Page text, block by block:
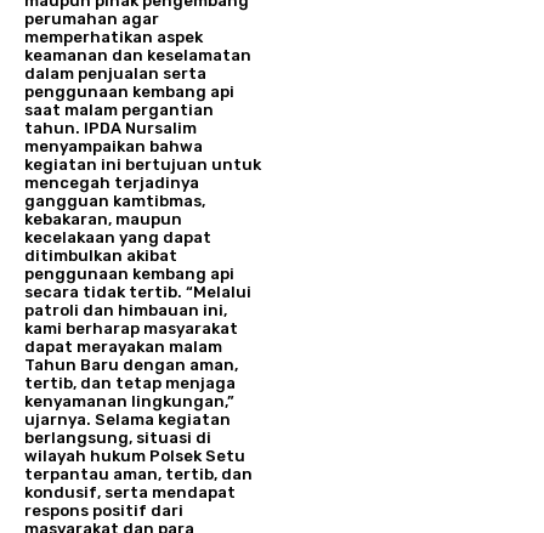
perumahan agar
memperhatikan aspek
keamanan dan keselamatan
dalam penjualan serta
penggunaan kembang api
saat malam pergantian
tahun. IPDA Nursalim
menyampaikan bahwa
kegiatan ini bertujuan untuk
mencegah terjadinya
gangguan kamtibmas,
kebakaran, maupun
kecelakaan yang dapat
ditimbulkan akibat
penggunaan kembang api
secara tidak tertib. “Melalui
patroli dan himbauan ini,
kami berharap masyarakat
dapat merayakan malam
Tahun Baru dengan aman,
tertib, dan tetap menjaga
kenyamanan lingkungan,”
ujarnya. Selama kegiatan
berlangsung, situasi di
wilayah hukum Polsek Setu
terpantau aman, tertib, dan
kondusif, serta mendapat
respons positif dari
masyarakat dan para